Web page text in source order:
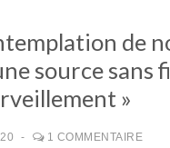
de
source sans
»
- 1 COMMENTAIRE